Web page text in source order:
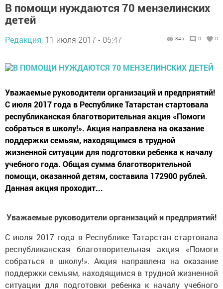
В помощи нуждаются 70 мензелинских
детей
Редакция, 11 июля 2017 - 05:47 845 0 0
Уважаемые руководители организаций и предприятий!
С июля 2017 года в Республике Татарстан стартовала
республиканская благотворительная акция «Помоги
собраться в школу!». Акция направлена на оказание
поддержки семьям, находящимся в трудной
жизненной ситуации для подготовки ребенка к началу
учебного года. Общая сумма благотворительной
помощи, оказанной детям, составила 172900 рублей.
Данная акция проходит...
Уважаемые руководители организаций и предприятий!
С июля 2017 года в Республике Татарстан стартовала
республиканская благотворительная акция «Помоги
собраться в школу!». Акция направлена на оказание
поддержки семьям, находящимся в трудной жизненной
ситуации для подготовки ребенка к началу учебного